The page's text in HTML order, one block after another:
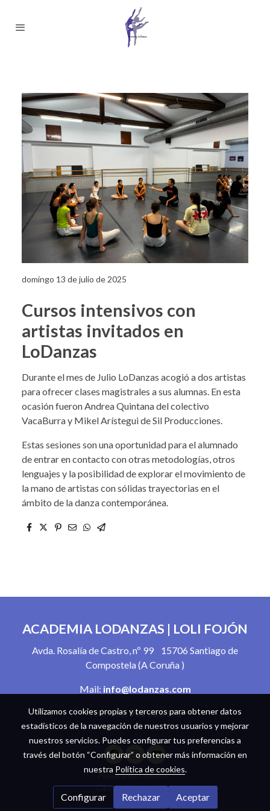
domingo 13 de julio de 2025
Cursos intensivos con
artistas invitados en
LoDanzas
Durante el mes de Julio LoDanzas acogió a dos artistas
para ofrecer clases magistrales a sus alumnas. En esta
ocasión fueron Andrea Quintana del colectivo
VacaBurra y Mikel Arístegui de Sil Producciones.
Estas sesiones son una oportunidad para el alumnado
de entrar en contacto con otras metodologías, otros
lenguajes y la posibilidad de explorar el movimiento de
la mano de artistas con sólidas trayectorias en el
ámbito de la danza contemporánea.
ACADEMIA LODANZAS | LOLI FOJÓN
Avda. Rosalía de Castro, nº 99 15706 Santiago de
Compostela (A Coruña )
Mail: info@lodanzas.com
Teléfono:981 523 373
Política de cookies
Gestión de cookies
Utilizamos cookies propias y terceros para obtener datos
estadísticos de la navegación de nuestros usuarios y mejorar
nuestros servicios. Puedes configurar tus preferencias a
través del botón “Configurar” o obtener más información en
nuestra Política de cookies.
Configurar Rechazar Aceptar